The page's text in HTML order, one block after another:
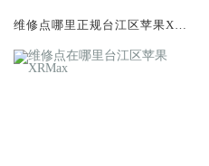
维修点哪里正规台江区苹果XRM